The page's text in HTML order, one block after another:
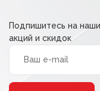
Подпишитесь на
акций и скидок